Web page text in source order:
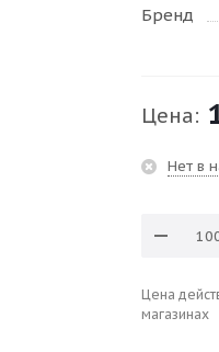
Бренд
Цена:
Нет в
Цена
магазинах